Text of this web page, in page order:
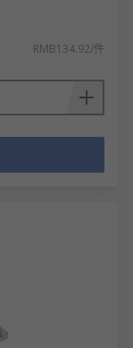
RMB134.92/件